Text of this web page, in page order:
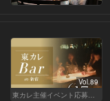
Vol.89
東カレ主催イベント応募詳細記事一覧